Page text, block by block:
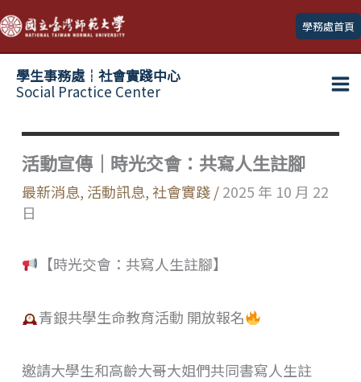
跳
至
主
學務處首頁
學生事務處┆社會實踐中心
Social Practice Center
活動宣傳｜時光交會：共寫人生註腳
最新消息, 活動訊息,社會實踐/2025 年 10 月 22
日
【時光交會：共寫人生註腳】
青銀共學生命教育活動 開放報名
邀請大學生和高齡大哥大姐們共同書寫人生註